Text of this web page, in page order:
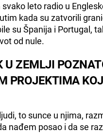
leto radio u
kada su zatvorili
su Španija i Portugal,
od nule.
U ZEMLJI
PROJEKTIMA
to sunce u njima,
nađem posao i da se